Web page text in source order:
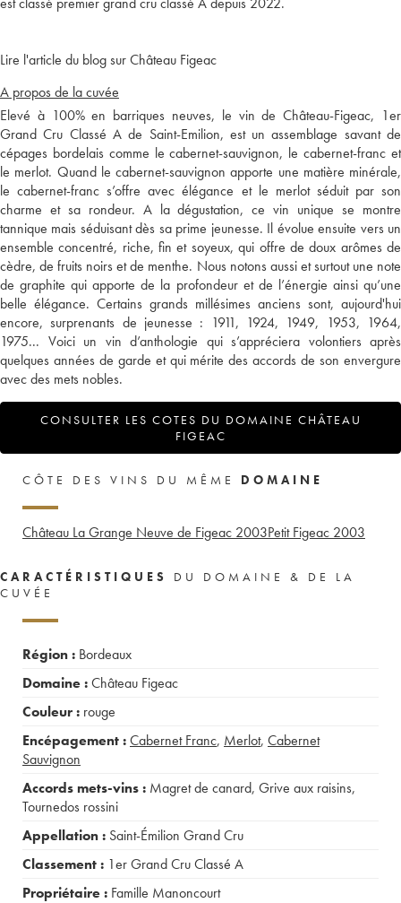
Lire l'article du blog sur Château Figeac
A propos de la cuvée
Elevé à 100% en barriques neuves, le vin de Château-Figeac, 1er
Grand Cru Classé A de Saint-Emilion, est un assemblage savant de
cépages bordelais comme le cabernet-sauvignon, le cabernet-franc et
le merlot. Quand le cabernet-sauvignon apporte une matière minérale,
le cabernet-franc s’offre avec élégance et le merlot séduit par son
charme et sa rondeur. A la dégustation, ce vin unique se montre
tannique mais séduisant dès sa prime jeunesse. Il évolue ensuite vers un
ensemble concentré, riche, fin et soyeux, qui offre de doux arômes de
cèdre, de fruits noirs et de menthe. Nous notons aussi et surtout une note
de graphite qui apporte de la profondeur et de l’énergie ainsi qu’une
belle élégance. Certains grands millésimes anciens sont, aujourd'hui
encore, surprenants de jeunesse : 1911, 1924, 1949, 1953, 1964,
1975... Voici un vin d’anthologie qui s’appréciera volontiers après
quelques années de garde et qui mérite des accords de son envergure
avec des mets nobles.
CONSULTER LES COTES DU DOMAINE CHÂTEAU
FIGEAC
CÔTE DES VINS DU MÊME DOMAINE
Château La Grange Neuve de Figeac 2003Petit Figeac 2003
CARACTÉRISTIQUES
DU DOMAINE & DE LA
CUVÉE
Région : Bordeaux
Domaine :Château Figeac
Couleur : rouge
Encépagement :Cabernet Franc, Merlot, Cabernet
Sauvignon
Accords mets-vins : Magret de canard, Grive aux raisins,
Tournedos rossini
Appellation : Saint-Émilion Grand Cru
Classement : 1er Grand Cru Classé A
Propriétaire : Famille Manoncourt